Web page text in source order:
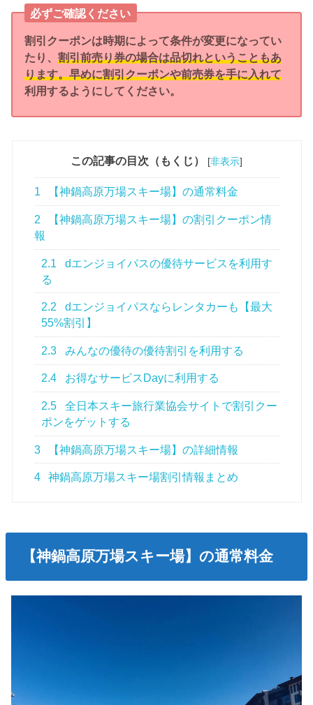
必ずご確認ください
割引クーポンは時期によって条件が変更になってい
たり、割引前売り券の場合は品切れということもあ
ります。早めに割引クーポンや前売券を手に入れて
利用するようにしてください。
この記事の目次（もくじ） [非表示]
1 【神鍋高原万場スキー場】の通常料金
2
【神鍋高原万場スキー場】の割引クーポン情
報
2.1
dエンジョイパスの優待サービスを利用す
る
2.2
dエンジョイパスならレンタカーも【最大
55%割引】
2.3 みんなの優待の優待割引を利用する
2.4 お得なサービスDayに利用する
2.5
全日本スキー旅行業協会サイトで割引クー
ポンをゲットする
3 【神鍋高原万場スキー場】の詳細情報
4 神鍋高原万場スキー場割引情報まとめ
【神鍋高原万場スキー場】の通常料金